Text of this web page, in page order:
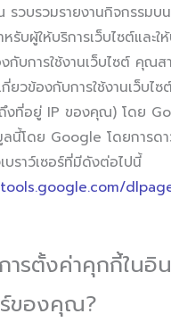
วบรวมรายงานกิจกรรมบน
รับผู้ให้บริการเว็บไซต์และใ
กับการใช้งานเว็บไซต์ คุณส
ยวข้องกับการใช้งานเว็บไ
งที่อยู่ IP ของคุณ) โดย
นี้โดย Google โดยการด
ราว์เซอร์ที่มีดังต่อไปนี้
ารตั้งค่าคุกกี้ในอิ
ร์ของคุณ?